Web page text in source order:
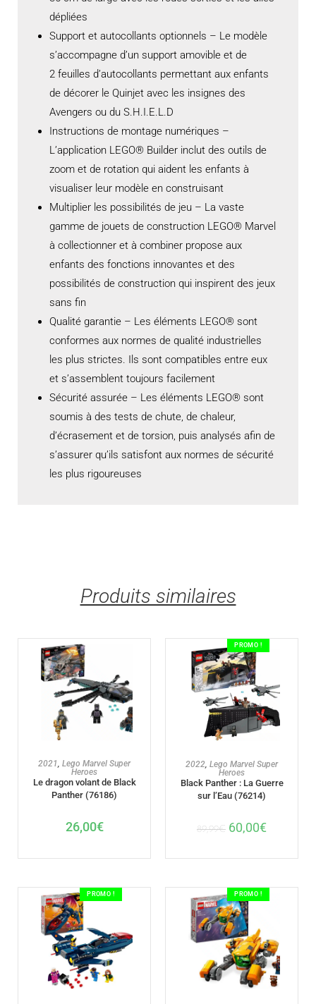
dépliées
Support et autocollants optionnels – Le modèle
s’accompagne d’un support amovible et de
2 feuilles d’autocollants permettant aux enfants
de décorer le Quinjet avec les insignes des
Avengers ou du S.H.I.E.L.D
Instructions de montage numériques –
L’application LEGO® Builder inclut des outils de
zoom et de rotation qui aident les enfants à
visualiser leur modèle en construisant
Multiplier les possibilités de jeu – La vaste
gamme de jouets de construction LEGO® Marvel
à collectionner et à combiner propose aux
enfants des fonctions innovantes et des
possibilités de construction qui inspirent des jeux
sans fin
Qualité garantie – Les éléments LEGO® sont
conformes aux normes de qualité industrielles
les plus strictes. Ils sont compatibles entre eux
et s’assemblent toujours facilement
Sécurité assurée – Les éléments LEGO® sont
soumis à des tests de chute, de chaleur,
d’écrasement et de torsion, puis analysés afin de
s’assurer qu’ils satisfont aux normes de sécurité
les plus rigoureuses
Produits similaires
AJOUTER AU PANIER
2021, Lego Marvel Super
Heroes
Le dragon volant de Black
Panther (76186)
26,00€
PROMO !
AJOUTER AU PANIER
2022 Lego Marvel Super
Heroes
Black Panther : La Guerre
sur l’Eau (76214)
89,99€ 60,00€
PROMO ! PROMO !